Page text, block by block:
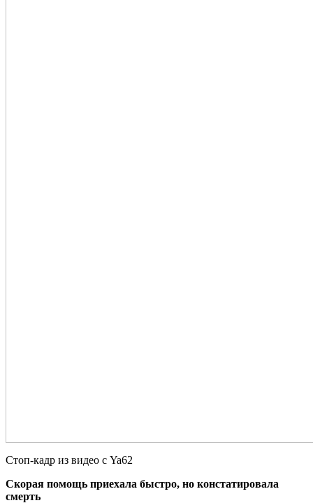
Стоп-кадр из видео с Ya62
Скорая помощь приехала быстро, но констатировала
смерть